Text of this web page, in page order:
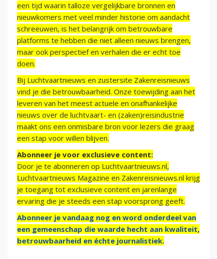
een tijd waarin talloze vergelijkbare bronnen en
nieuwkomers met veel minder historie om aandacht
schreeuwen, is het belangrijk om betrouwbare
platforms te hebben die niet alleen nieuws brengen,
maar ook perspectief en verhalen die er echt toe
doen.
Bij Luchtvaartnieuws en zustersite Zakenreisnieuws
vind je die betrouwbaarheid. Onze toewijding aan het
leveren van het meest actuele en onafhankelijke
nieuws over de luchtvaart- en (zaken)reisindustrie
maakt ons een onmisbare bron voor lezers die graag
een stap voor willen blijven.
Abonneer je voor exclusieve content:
Door je te abonneren op Luchtvaartnieuws.nl,
Luchtvaartnieuws Magazine en Zakenreisnieuws.nl krijg
je toegang tot exclusieve content en jarenlange
ervaring die je steeds een stap voorsprong geeft.
Abonneer je vandaag nog en word onderdeel van
een gemeenschap die waarde hecht aan kwaliteit,
betrouwbaarheid en échte journalistiek.